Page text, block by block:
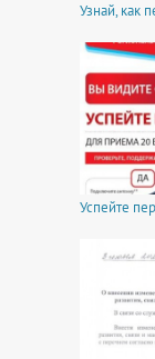
Узнай, как
Успейте